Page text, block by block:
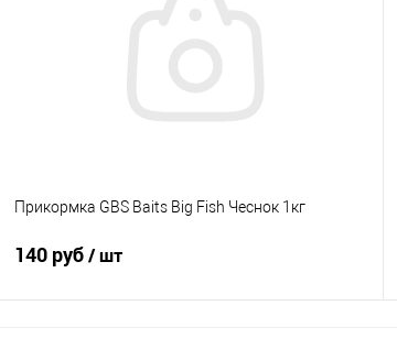
Прикормка GBS Baits Big Fish Чеснок 1кг
140 руб/ шт